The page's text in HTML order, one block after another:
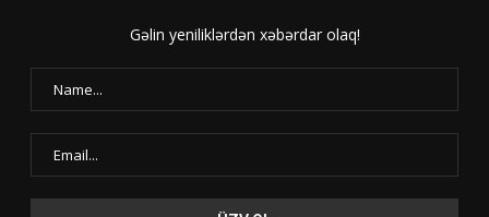
Gəlin yeniliklərdən xəbərdar olaq!